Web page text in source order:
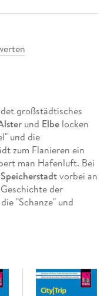
großstädtisches
und Elbelocken
und die
zum Flanieren ein
man Hafenluft. Bei
Speicherstadtvorbei an
der
"Schanze" und
herrscht auf dem
der ideale Begleiter,
zu entdecken:
Museen der Stadt